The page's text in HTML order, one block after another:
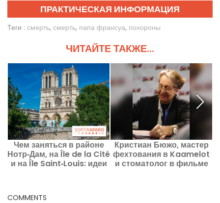
ПРАКТИЧЕСКАЯ ИНФОРМАЦИЯ
Теги : смерть, смерть, папа франсуа, похороны
ЧИТАЙТЕ ТАКЖЕ...
Чем заняться в районе
Нотр‑Дам, на Île de la Cité
и на Île Saint‑Louis: идеи
Кристиан Бюжо, мастер
фехтования в Kaamelot
и стоматолог в фильме
COMMENTS